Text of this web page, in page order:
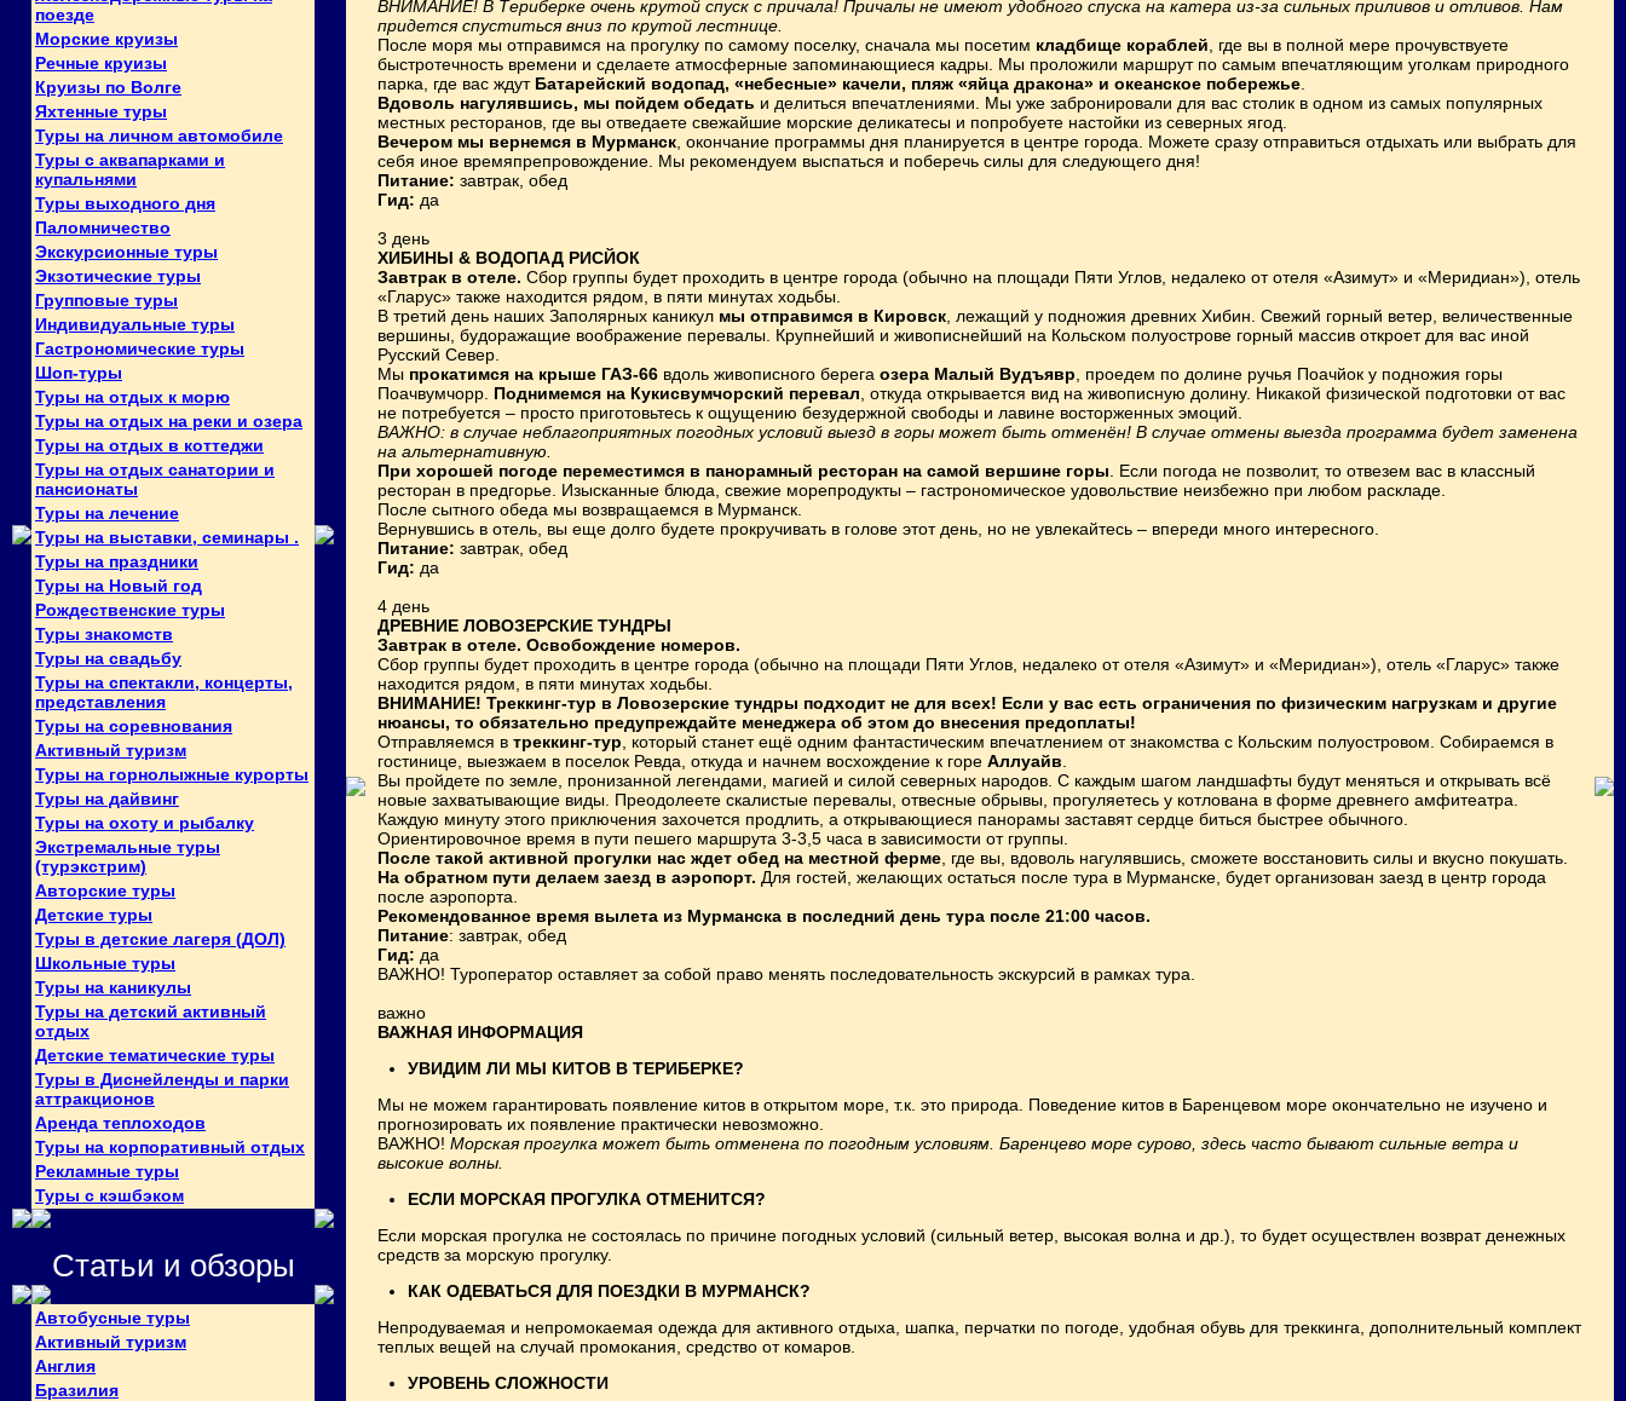
поезде
Морские круизы
Речные круизы
Круизы по Волге
Яхтенные туры
Туры на личном автомобиле
Туры с аквапарками и
купальнями
Туры выходного дня
Паломничество
Экскурсионные туры
Экзотические туры
Групповые туры
Индивидуальные туры
Гастрономические туры
Шоп-туры
Туры на отдых к морю
Туры на отдых на реки и озера
Туры на отдых в коттеджи
Туры на отдых санатории и
пансионаты
Туры на лечение
Туры на выставки, семинары .
Туры на праздники
Туры на Новый год
Рождественские туры
Туры знакомств
Туры на свадьбу
Туры на спектакли, концерты,
представления
Туры на соревнования
Активный туризм
Туры на горнолыжные курорты
Туры на дайвинг
Туры на охоту и рыбалку
Экстремальные туры
(турэкстрим)
Авторские туры
Детские туры
Туры в детские лагеря (ДОЛ)
Школьные туры
Туры на каникулы
Туры на детский активный
отдых
Детские тематические туры
Туры в Диснейленды и парки
аттракционов
Аренда теплоходов
Туры на корпоративный отдых
Рекламные туры
Туры с кэшбэком
Статьи и обзоры
Автобусные туры
Активный туризм
Англия
Бразилия
ВНИМАНИЕ! В Териберке очень крутой спуск с причала! Причалы не имеют удобного спуска на катера из-за сильных приливов и отливов. Нам
придется спуститься вниз по крутой лестнице.
После моря мы отправимся на прогулку по самому поселку, сначала мы посетим кладбище кораблей , где вы в полной мере прочувствуете
быстротечность времени и сделаете атмосферные запоминающиеся кадры. Мы проложили маршрут по самым впечатляющим уголкам природного
парка, где вас ждут Батарейский водопад, «небесные» качели, пляж «яйца дракона» и океанское побережье
Вдоволь нагулявшись, мы пойдем обедать и делиться впечатлениями. Мы уже забронировали для вас столик в одном из самых популярных
местных ресторанов, где вы отведаете свежайшие морские деликатесы и попробуете настойки из северных ягод.
Вечером мы вернемся в Мурманск , окончание программы дня планируется в центре города. Можете сразу отправиться отдыхать или выбрать для
себя иное времяпрепровождение. Мы рекомендуем выспаться и поберечь силы для следующего дня!
Питание: завтрак, обед
Гид: да
3 день
ХИБИНЫ & ВОДОПАД РИСЙОК
Завтрак в отеле. Сбор группы будет проходить в центре города (обычно на площади Пяти Углов, недалеко от отеля «Азимут» и «Меридиан»), отель
«Гларус» также находится рядом, в пяти минутах ходьбы.
В третий день наших Заполярных каникул мы отправимся в Кировск , лежащий у подножия древних Хибин. Свежий горный ветер, величественные
вершины, будоражащие воображение перевалы. Крупнейший и живописнейший на Кольском полуострове горный массив откроет для вас иной
Русский Север.
Мы прокатимся на крыше ГАЗ-66 вдоль живописного берега озера Малый Вудъявр , проедем по долине ручья Поачйок у подножия горы
Поачвумчорр. Поднимемся на Кукисвумчорский перевал , откуда открывается вид на живописную долину. Никакой физической подготовки от вас
не потребуется – просто приготовьтесь к ощущению безудержной свободы и лавине восторженных эмоций.
ВАЖНО: в случае неблагоприятных погодных условий выезд в горы может быть отменён! В случае отмены выезда программа будет заменена
на альтернативную.
При хорошей погоде переместимся в панорамный ресторан на самой вершине горы . Если погода не позволит, то отвезем вас в классный
ресторан в предгорье. Изысканные блюда, свежие морепродукты – гастрономическое удовольствие неизбежно при любом раскладе.
После сытного обеда мы возвращаемся в Мурманск.
Вернувшись в отель, вы еще долго будете прокручивать в голове этот день, но не увлекайтесь – впереди много интересного.
Питание: завтрак, обед
Гид: да
4 день
ДРЕВНИЕ ЛОВОЗЕРСКИЕ ТУНДРЫ
Завтрак в отеле. Освобождение номеров.
Сбор группы будет проходить в центре города (обычно на площади Пяти Углов, недалеко от отеля «Азимут» и «Меридиан»), отель «Гларус» также
находится рядом, в пяти минутах ходьбы.
ВНИМАНИЕ! Треккинг-тур в Ловозерские тундры подходит не для всех! Если у вас есть ограничения по физическим нагрузкам и другие
нюансы, то обязательно предупреждайте менеджера об этом до внесения предоплаты!
Отправляемся в треккинг-тур , который станет ещё одним фантастическим впечатлением от знакомства с Кольским полуостровом. Собираемся в
гостинице, выезжаем в поселок Ревда, откуда и начнем восхождение к горе Аллуайв
Вы пройдете по земле, пронизанной легендами, магией и силой северных народов. С каждым шагом ландшафты будут меняться и открывать всё
новые захватывающие виды. Преодолеете скалистые перевалы, отвесные обрывы, прогуляетесь у котлована в форме древнего амфитеатра.
Каждую минуту этого приключения захочется продлить, а открывающиеся панорамы заставят сердце биться быстрее обычного.
Ориентировочное время в пути пешего маршрута 3-3,5 часа в зависимости от группы.
После такой активной прогулки нас ждет обед на местной ферме , где вы, вдоволь нагулявшись, сможете восстановить силы и вкусно покушать.
На обратном пути делаем заезд в аэропорт. Для гостей, желающих остаться после тура в Мурманске, будет организован заезд в центр города
после аэропорта.
Рекомендованное время вылета из Мурманска в последний день тура после 21:00 часов.
Питание: завтрак, обед
Гид: да
ВАЖНО! Туроператор оставляет за собой право менять последовательность экскурсий в рамках тура.
важно
ВАЖНАЯ ИНФОРМАЦИЯ
УВИДИМ ЛИ МЫ КИТОВ В ТЕРИБЕРКЕ?
Мы не можем гарантировать появление китов в открытом море, т.к. это природа. Поведение китов в Баренцевом море окончательно не изучено и
прогнозировать их появление практически невозможно.
ВАЖНО! Морская прогулка может быть отменена по погодным условиям. Баренцево море сурово, здесь часто бывают сильные ветра и
высокие волны.
ЕСЛИ МОРСКАЯ ПРОГУЛКА ОТМЕНИТСЯ?
Если морская прогулка не состоялась по причине погодных условий (сильный ветер, высокая волна и др.), то будет осуществлен возврат денежных
средств за морскую прогулку.
КАК ОДЕВАТЬСЯ ДЛЯ ПОЕЗДКИ В МУРМАНСК?
Непродуваемая и непромокаемая одежда для активного отдыха, шапка, перчатки по погоде, удобная обувь для треккинга, дополнительный комплект
теплых вещей на случай промокания, средство от комаров.
УРОВЕНЬ СЛОЖНОСТИ